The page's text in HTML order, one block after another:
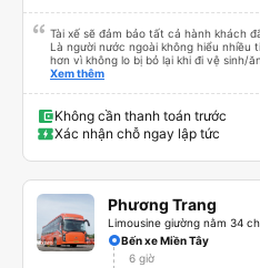
Tài xế sẽ đảm bảo tất cả hành khách
Là người nước ngoài không hiểu
hơn vì không lo bị bỏ lại khi đi vệ sinh/
buýt Hảo cũng là một điểm cộng, đưa
Xem thêm
Không cần thanh toán trước
Xác nhận chỗ ngay lập tức
Phương Trang
Limousine giường nằm 34
Bến xe Miền Tây
6 giờ